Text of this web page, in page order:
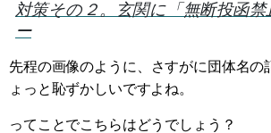
対策その２。玄関に「無断投函
ー
先程の画像のように、さすがに団体名の
ょっと恥ずかしいですよね。
ってことでこちらはどうでしょう？